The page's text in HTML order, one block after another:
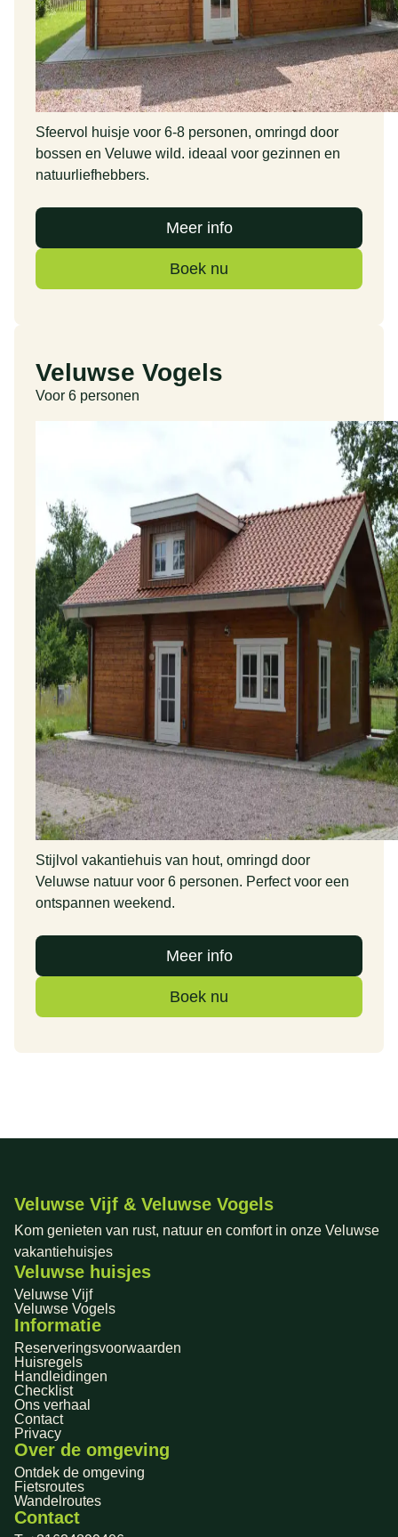
Sfeervol huisje voor 6-8 personen, omringd door
bossen en Veluwe wild. ideaal voor gezinnen en
natuurliefhebbers.
Meer info
Boek nu
Veluwse Vogels
Voor 6 personen
Stijlvol vakantiehuis van hout, omringd door
Veluwse natuur voor 6 personen. Perfect voor een
ontspannen weekend.
Meer info
Boek nu
Veluwse Vijf & Veluwse Vogels
Kom genieten van rust, natuur en comfort in onze Veluwse
vakantiehuisjes
Veluwse huisjes
Veluwse Vijf
Veluwse Vogels
Informatie
Reserveringsvoorwaarden
Huisregels
Handleidingen
Checklist
Ons verhaal
Contact
Privacy
Over de omgeving
Ontdek de omgeving
Fietsroutes
Wandelroutes
Contact